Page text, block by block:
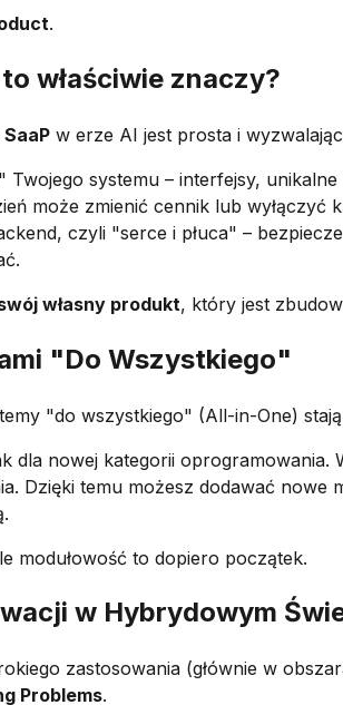
.
właściwie znaczy?
SaaP w erze AI jest prosta i
Twojego systemu – interfejsy,
może zmienić cennik lub wyłączyć
czyli "serce i płuca" –
własny produkt, który jest
"Do Wszystkiego"
"do wszystkiego" (All-in-One)
dla nowej kategorii oprogramowania.
Dzięki temu możesz dodawać
modułowość to dopiero początek.
w Hybrydowym
zastosowania (głównie w
Problems.